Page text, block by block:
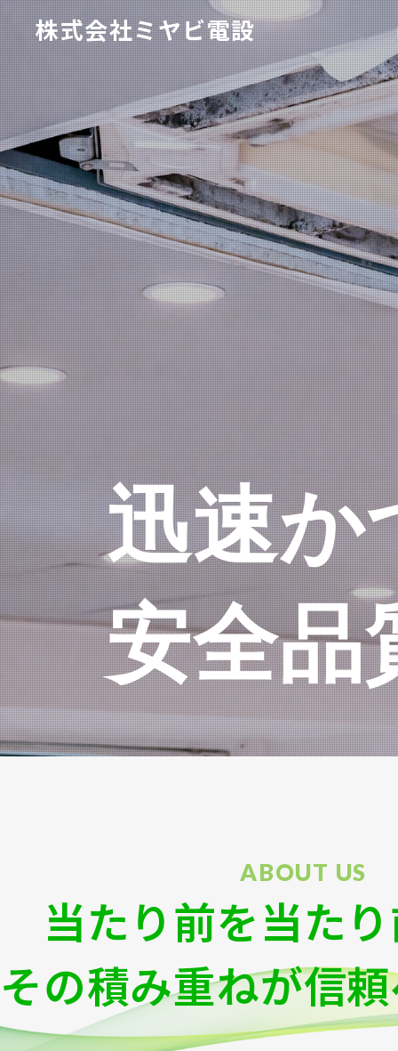
株式会社ミヤビ電設
迅速か
安全品
当たり前を当た
その積み重ねが信